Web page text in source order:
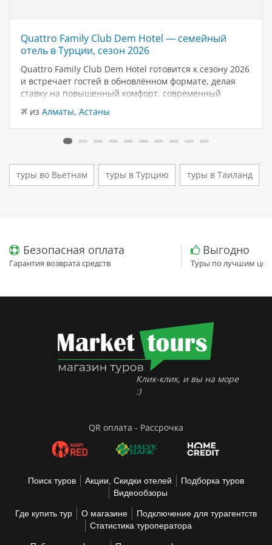
Quattro Family Club Dem Hotel — семейный
отель в Турции, сезон 2026
Quattro Family Club Dem Hotel готовится к сезону 2026
и встречает гостей в обновлённом формате, делая
ставку на повышенный комфорт, современный
моря. Отель остаётся популярным выбором для тех,
кто ищет семейный отель в…
из Алматы, Астаны
туры во Вьетнам туры в Турцию туры в Таиланд
Безопасная оплата
Гарантия возврата средств
Выгодно
Туры по лучшим
Клик-клик, и вы на море
:)
QR оплата - Рассрочка
Поиск туров Акции, Скидки отелей
Подборка туров
Видеообзоры
Где купить тур О магазине
Подключение для турагентств
Статистика туроператора